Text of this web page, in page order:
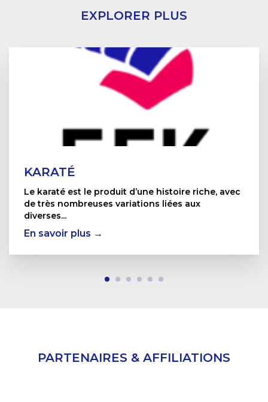
EXPLORER PLUS
KARATÉ
Le karaté est le produit d’une histoire riche, avec
de très nombreuses variations liées aux
diverses...
En savoir plus →
PARTENAIRES & AFFILIATIONS